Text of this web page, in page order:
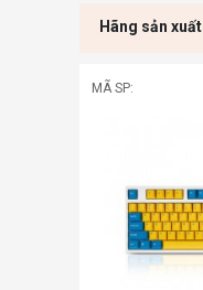
Hãng sản xuất
MÃ SP: